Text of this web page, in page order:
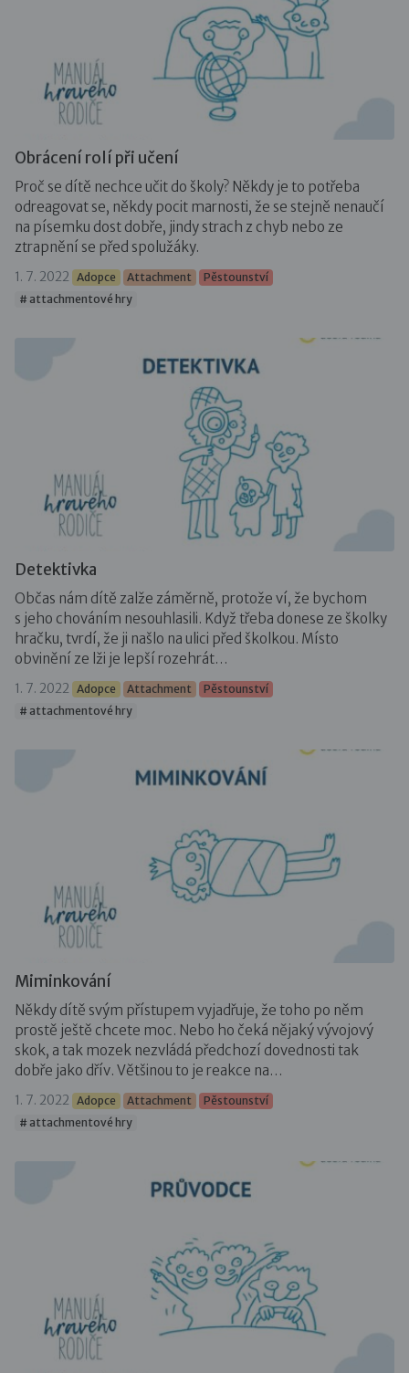
Obrácení rolí při učení
Proč se dítě nechce učit do školy? Někdy je to potřeba
odreagovat se, někdy pocit marnosti, že se stejně nenaučí
na písemku dost dobře, jindy strach z chyb nebo ze
ztrapnění se před spolužáky.
1. 7. 2022 Adopce Attachment
Pěstounství
# attachmentové hry
Detektivka
Občas nám dítě zalže záměrně, protože ví, že bychom
s jeho chováním nesouhlasili. Když třeba donese ze školky
hračku, tvrdí, že ji našlo na ulici před školkou. Místo
obvinění ze lži je lepší rozehrát…
1. 7. 2022 Adopce Attachment
Pěstounství
# attachmentové hry
Miminkování
Někdy dítě svým přístupem vyjadřuje, že toho po něm
prostě ještě chcete moc. Nebo ho čeká nějaký vývojový
skok, a tak mozek nezvládá předchozí dovednosti tak
dobře jako dřív. Většinou to je reakce na…
1. 7. 2022 Adopce Attachment
Pěstounství
# attachmentové hry